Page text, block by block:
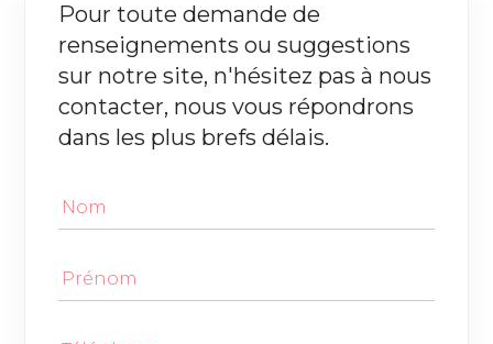
Pour toute demande de
renseignements ou suggestions
sur notre site, n'hésitez pas à nous
contacter, nous vous répondrons
dans les plus brefs délais.